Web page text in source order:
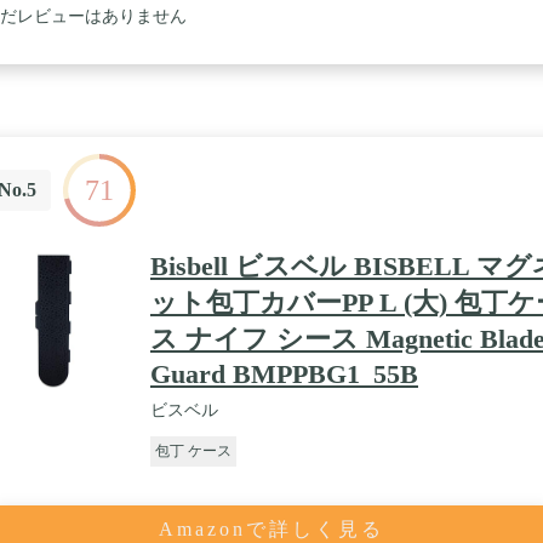
レビューはありません
71
Bisbell ビスベル BISBELL マグ
ット包丁カバーPP L (大) 包丁ケ
ス ナイフ シース Magnetic
Guard BMPPBG1_55B
ビスベル
包丁 ケース
Amazonで詳しく見る